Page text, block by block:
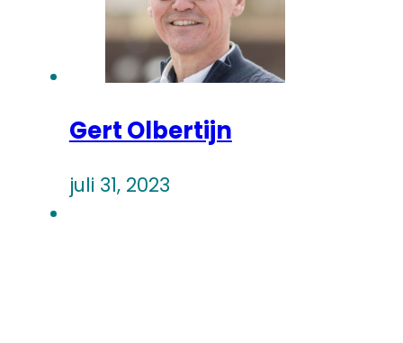
Gert Olbertijn
juli 31, 2023